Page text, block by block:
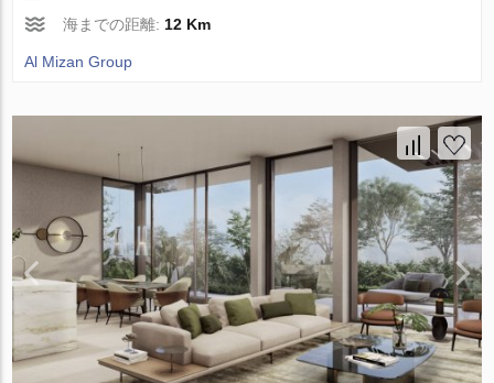
海までの距離:12 Km
Al Mizan Group